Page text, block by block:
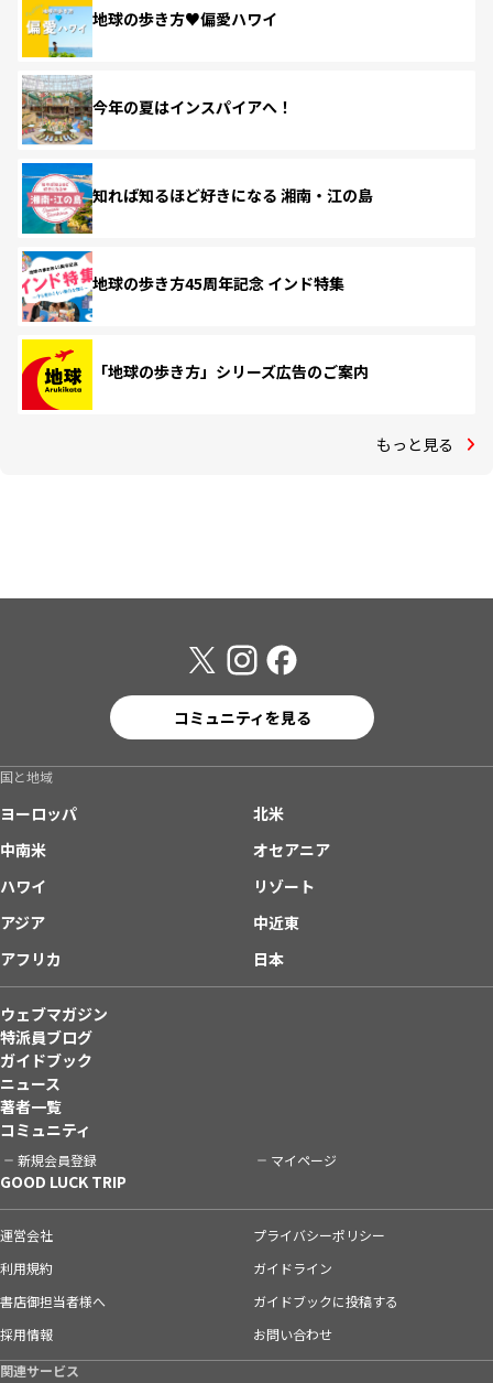
地球の歩き方♥偏愛ハワイ
今年の夏はインスパイアへ！
知れば知るほど好きになる 湘南・江の島
地球の歩き方45周年記念 インド特集
「地球の歩き方」シリーズ広告のご案内
もっと見る
コミュニティを見る
国と地域
ヨーロッパ
北米
中南米
オセアニア
ハワイ
リゾート
アジア
中近東
アフリカ
日本
ウェブマガジン
特派員ブログ
ガイドブック
ニュース
著者一覧
コミュニティ
新規会員登録 マイページ
GOOD LUCK TRIP
運営会社
プライバシーポリシー
利用規約
ガイドライン
書店御担当者様へ
ガイドブックに投稿する
採用情報
お問い合わせ
関連サービス